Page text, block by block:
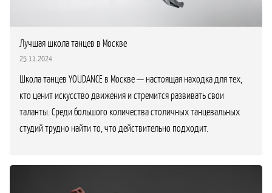
Лучшая школа танцев в Москве
25.11.2024
Школа танцев YOUDANCE в Москве — настоящая находка для тех,
кто ценит искусство движения и стремится развивать свои
таланты. Среди большого количества столичных танцевальных
студий трудно найти то, что действительно подходит.